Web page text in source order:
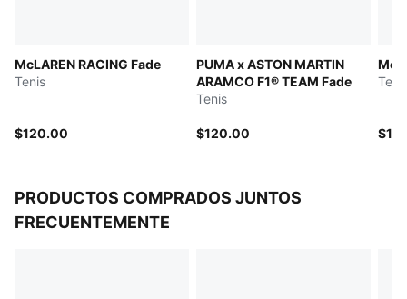
McLAREN RACING Fade
Tenis
$120.00
PUMA x ASTON MARTIN
ARAMCO F1® TEAM Fade
Tenis
$120.00
PRODUCTOS COMPRADOS JUNTOS
FRECUENTEMENTE